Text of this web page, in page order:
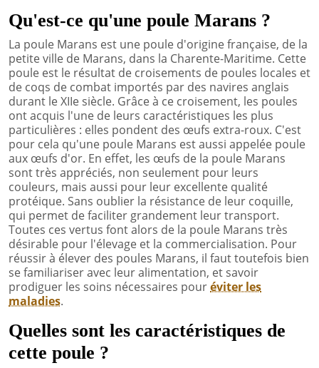
Qu'est-ce qu'une poule Marans ?
La poule Marans est une poule d'origine française, de la
petite ville de Marans, dans la Charente-Maritime. Cette
poule est le résultat de croisements de poules locales et
de coqs de combat importés par des navires anglais
durant le XIIe siècle. Grâce à ce croisement, les poules
ont acquis l'une de leurs caractéristiques les plus
particulières : elles pondent des œufs extra-roux. C'est
pour cela qu'une poule Marans est aussi appelée poule
aux œufs d'or. En effet, les œufs de la poule Marans
sont très appréciés, non seulement pour leurs
couleurs, mais aussi pour leur excellente qualité
protéique. Sans oublier la résistance de leur coquille,
qui permet de faciliter grandement leur transport.
Toutes ces vertus font alors de la poule Marans très
désirable pour l'élevage et la commercialisation. Pour
réussir à élever des poules Marans, il faut toutefois bien
se familiariser avec leur alimentation, et savoir
prodiguer les soins nécessaires pouréviter les
maladies.
Quelles sont les caractéristiques de
cette poule ?